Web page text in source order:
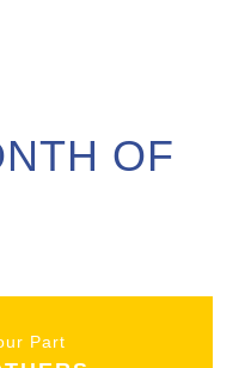
OF
Part